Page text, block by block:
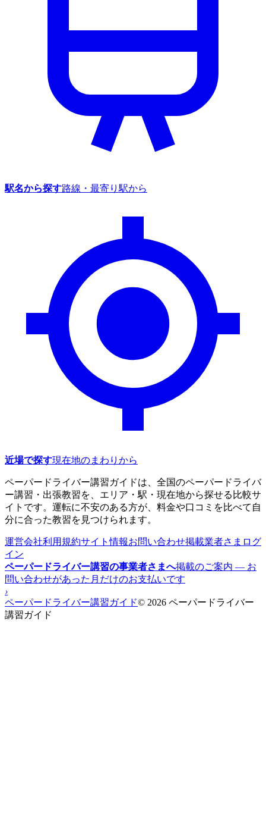
駅名から探す路線・最寄り駅から
近場で探す現在地のまわりから
ペーパードライバー講習ガイドは、全国のペーパードライバ
ー講習・出張教習を、エリア・駅・現在地から探せる比較サ
イトです。運転に不安のある方が、料金や口コミを比べて自
分に合った教習を見つけられます。
運営会社利用規約サイト情報お問い合わせ掲載業者さまログ
イン
ペーパードライバー講習の事業者さまへ掲載のご案内 — お
問い合わせがあった月だけのお支払いです
›
ペーパードライバー講習ガイド© 2026 ペーパードライバー
講習ガイド